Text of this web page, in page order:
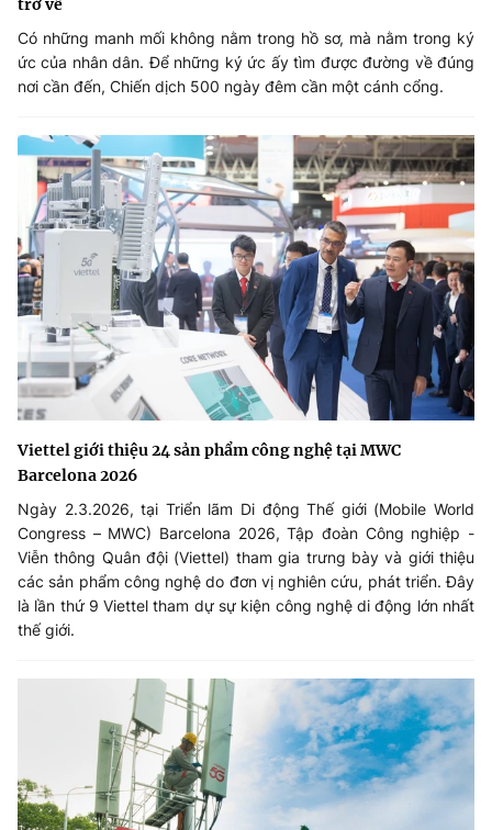
trở về
Có những manh mối không nằm trong hồ sơ, mà nằm trong ký
ức của nhân dân. Để những ký ức ấy tìm được đường về đúng
nơi cần đến, Chiến dịch 500 ngày đêm cần một cánh cổng.
Viettel giới thiệu 24 sản phẩm công nghệ tại MWC
Barcelona 2026
Ngày 2.3.2026, tại Triển lãm Di động Thế giới (Mobile World
Congress – MWC) Barcelona 2026, Tập đoàn Công nghiệp -
Viễn thông Quân đội (Viettel) tham gia trưng bày và giới thiệu
các sản phẩm công nghệ do đơn vị nghiên cứu, phát triển. Đây
là lần thứ 9 Viettel tham dự sự kiện công nghệ di động lớn nhất
thế giới.